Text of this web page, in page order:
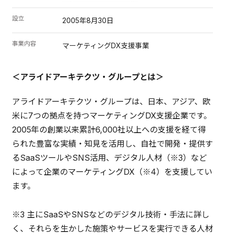
設立 2005年8月30日
事業内容 マーケティングDX支援事業
＜アライドアーキテクツ・グループとは＞
アライドアーキテクツ・グループは、日本、アジア、欧
米に7つの拠点を持つマーケティングDX支援企業です。
2005年の創業以来累計6,000社以上への支援を経て得
られた豊富な実績・知見を活用し、自社で開発・提供す
るSaaSツールやSNS活用、デジタル人材（※3）など
によって企業のマーケティングDX（※4）を支援してい
ます。
※3 主にSaaSやSNSなどのデジタル技術・手法に詳し
く、それらを生かした施策やサービスを実行できる人材